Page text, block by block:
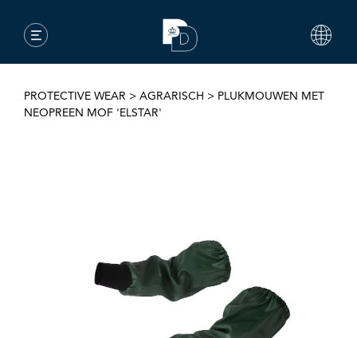
PROTECTIVE WEAR > AGRARISCH > PLUKMOUWEN MET
NEOPREEN MOF 'ELSTAR'